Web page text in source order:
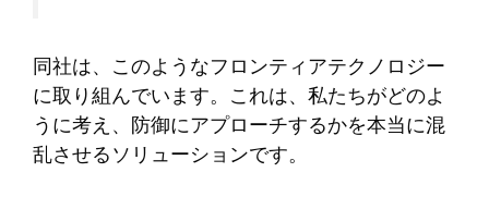
同社は、このようなフロンティアテクノロジー
に取り組んでいます。これは、私たちがどのよ
うに考え、防御にアプローチするかを本当に混
乱させるソリューションです。